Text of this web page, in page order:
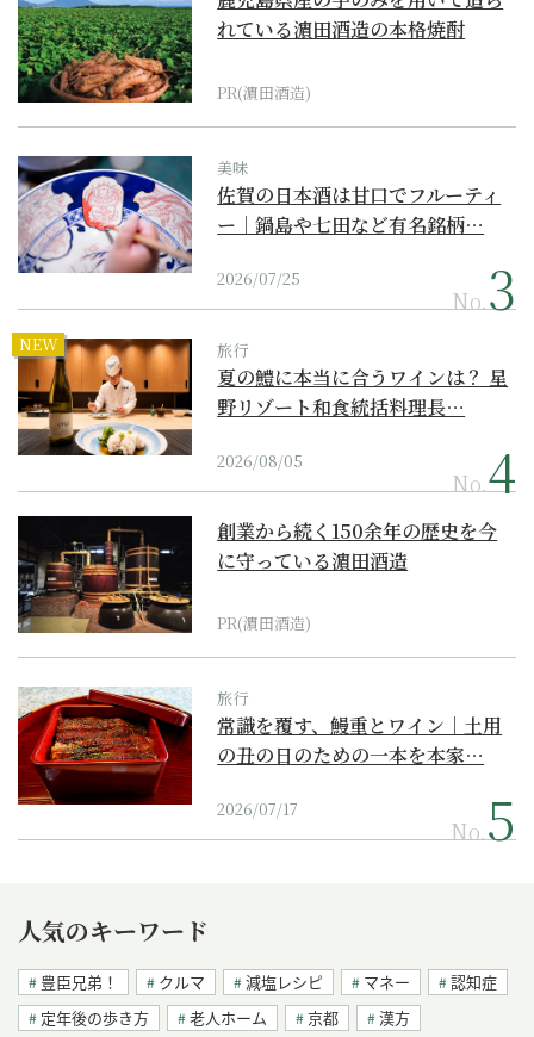
れている濵田酒造の本格焼酎
PR(濵田酒造)
美味
佐賀の日本酒は甘口でフルーティ
ー｜鍋島や七田など有名銘柄…
2026/07/25
No.
NEW 旅行
夏の鱧に本当に合うワインは？ 星
野リゾート和食統括料理長…
2026/08/05
No.
創業から続く150余年の歴史を今
に守っている濵田酒造
PR(濵田酒造)
旅行
常識を覆す、鰻重とワイン｜土用
の丑の日のための一本を本家…
2026/07/17
No.
人気のキーワード
豊臣兄弟！ クルマ 減塩レシピ マネー
認知症
定年後の歩き方
老人ホーム 京都 漢方